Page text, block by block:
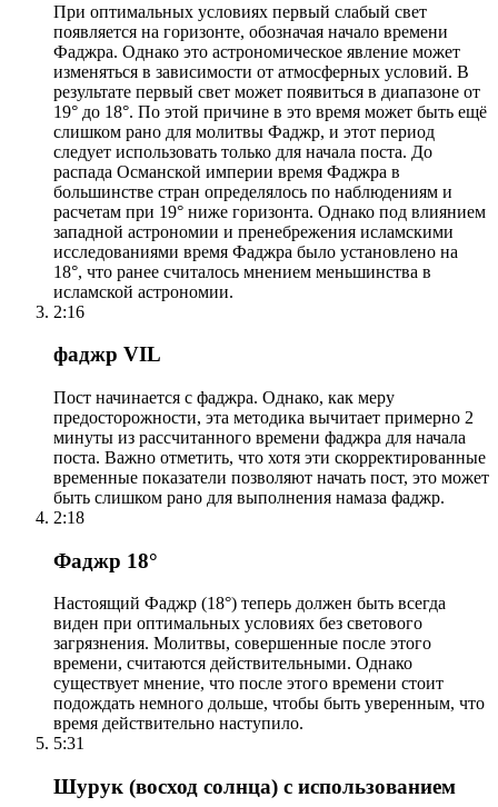
При оптимальных условиях первый слабый свет
появляется на горизонте, обозначая начало времени
Фаджра. Однако это астрономическое явление может
изменяться в зависимости от атмосферных условий. В
результате первый свет может появиться в диапазоне от
19° до 18°. По этой причине в это время может быть ещё
слишком рано для молитвы Фаджр, и этот период
следует использовать только для начала поста. До
распада Османской империи время Фаджра в
большинстве стран определялось по наблюдениям и
расчетам при 19° ниже горизонта. Однако под влиянием
западной астрономии и пренебрежения исламскими
исследованиями время Фаджра было установлено на
18°, что ранее считалось мнением меньшинства в
исламской астрономии.
2:16
фаджр VIL
Пост начинается с фаджра. Однако, как меру
предосторожности, эта методика вычитает примерно 2
минуты из рассчитанного времени фаджра для начала
поста. Важно отметить, что хотя эти скорректированные
временные показатели позволяют начать пост, это может
быть слишком рано для выполнения намаза фаджр.
2:18
Фаджр 18°
Настоящий Фаджр (18°) теперь должен быть всегда
виден при оптимальных условиях без светового
загрязнения. Молитвы, совершенные после этого
времени, считаются действительными. Однако
существует мнение, что после этого времени стоит
подождать немного дольше, чтобы быть уверенным, что
время действительно наступило.
5:31
Шурук (восход солнца) с использованием